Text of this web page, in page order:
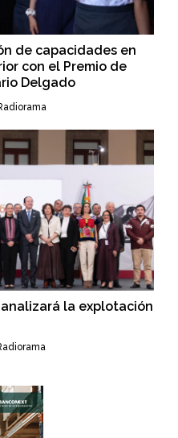
de capacidades en
con el Premio de
Delgado
la explotación